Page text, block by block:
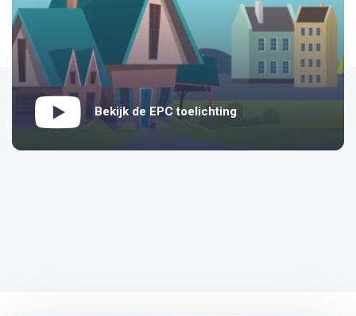
Bekijk de EPC toelichting